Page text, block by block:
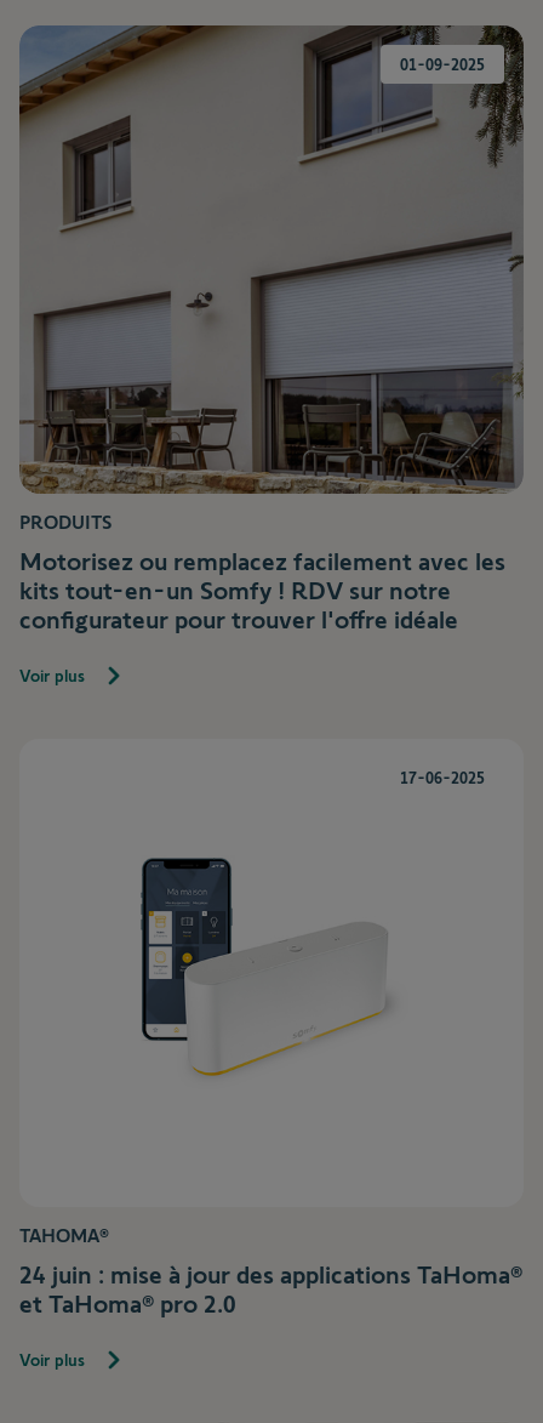
01-09-2025
PRODUITS
Motorisez ou remplacez facilement avec les
kits tout-en-un Somfy ! RDV sur notre
configurateur pour trouver l'offre idéale
Voir plus
17-06-2025
TAHOMA®
24 juin : mise à jour des applications TaHoma®
et TaHoma® pro 2.0
Voir plus